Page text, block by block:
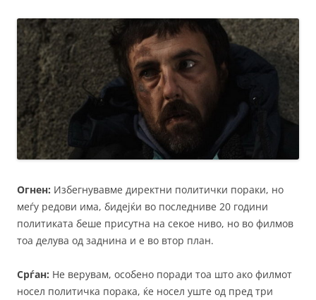
Огнен: Избегнувавме директни политички пораки, но
меѓу редови има, бидејќи во последниве 20 години
политиката беше присутна на секое ниво, но во филмов
тоа делува од заднина и е во втор план.
Срѓан: Не верувам, особено поради тоа што ако филмот
носел политичка порака, ќе носел уште од пред три